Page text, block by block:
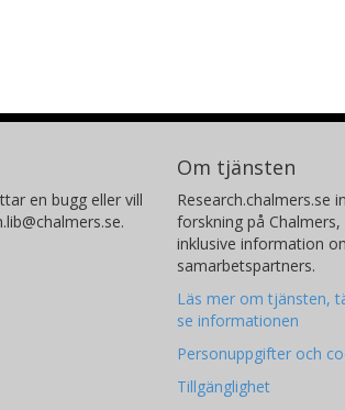
en bugg eller vill
Om tjänsten
Research.chalmers.se
forskning på
inklusive information
samarbetspartners.
Läs mer om tjänsten,
se informationen
Personuppgifter och
Tillgänglighet